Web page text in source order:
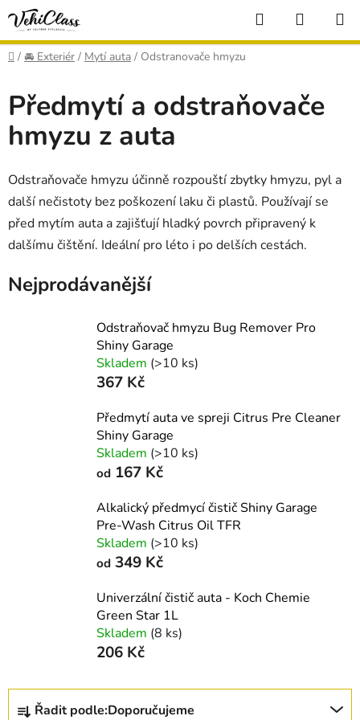
Přejít
obsah
Hledat
KOŠÍK
Domů
/ 🚘 Exteriér / Mytí auta / Odstranovače hmyzu
Předmytí a odstraňovače
hmyzu z auta
Odstraňovače hmyzu účinně rozpouští zbytky hmyzu, pyl a
další nečistoty bez poškození laku či plastů. Používají se
před mytím auta a zajišťují hladký povrch připravený k
dalšímu čištění. Ideální pro léto i po delších cestách.
Nejprodávanější
Odstraňovač hmyzu Bug Remover Pro
Shiny Garage
Skladem (>10 ks)
367 Kč
Předmytí auta ve spreji Citrus Pre Cleaner
Shiny Garage
Skladem (>10 ks)
od 167 Kč
Alkalický předmycí čistič Shiny Garage
Pre-Wash Citrus Oil TFR
Skladem (>10 ks)
od 349 Kč
Univerzální čistič auta - Koch Chemie
Green Star 1L
Skladem (8 ks)
206 Kč
Ř
Řadit podle:Doporučujeme